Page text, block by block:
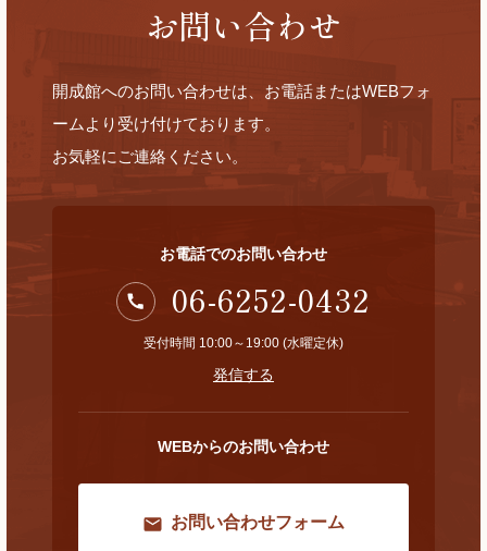
お問い合わせ
開成館へのお問い合わせは、お電話またはWEBフォ
ームより受け付けております。
お気軽にご連絡ください。
お電話でのお問い合わせ
06-6252-0432
受付時間 10:00～19:00 (水曜定休)
発信する
WEBからのお問い合わせ
お問い合わせフォーム